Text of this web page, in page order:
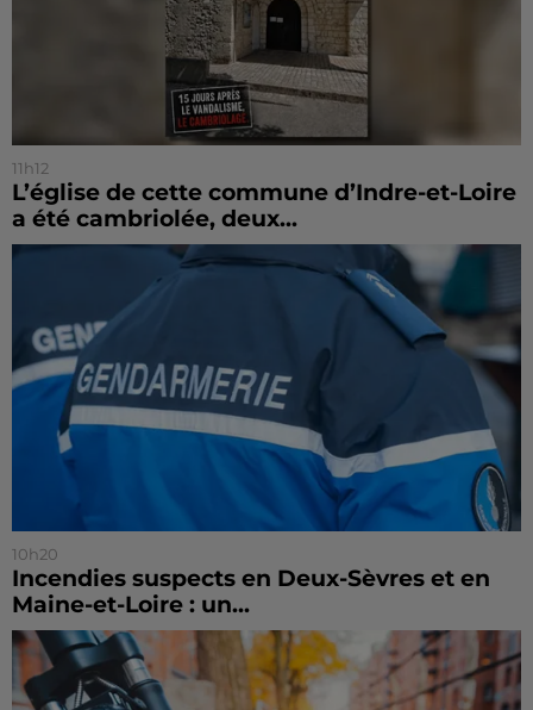
11h12
L’église de cette commune d’Indre-et-Loire
a été cambriolée, deux...
10h20
Incendies suspects en Deux-Sèvres et en
Maine-et-Loire : un...